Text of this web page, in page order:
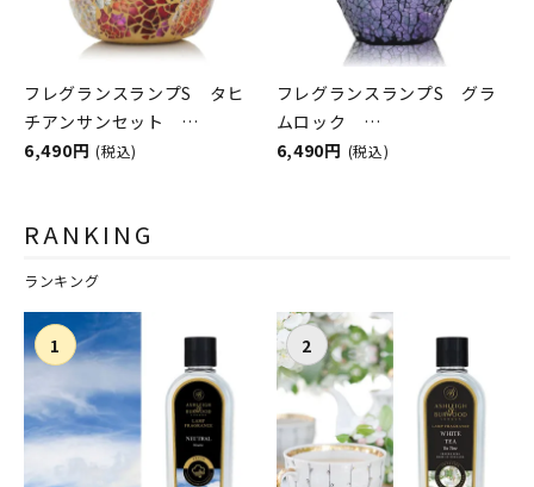
フレグランスランプS タヒ
チアンサンセット
ASHLEIGH&BURWOOD（ア
6,490円 (税込)
フレグランスランプS グラ
ムロック
ASHLEIGH&BURWOOD（ア
6,490円 (税込)
RANKING
ランキング